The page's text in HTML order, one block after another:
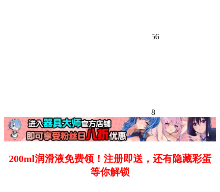
56
8
200ml润滑液免费领！注册即送，还有隐藏彩蛋
等你解锁